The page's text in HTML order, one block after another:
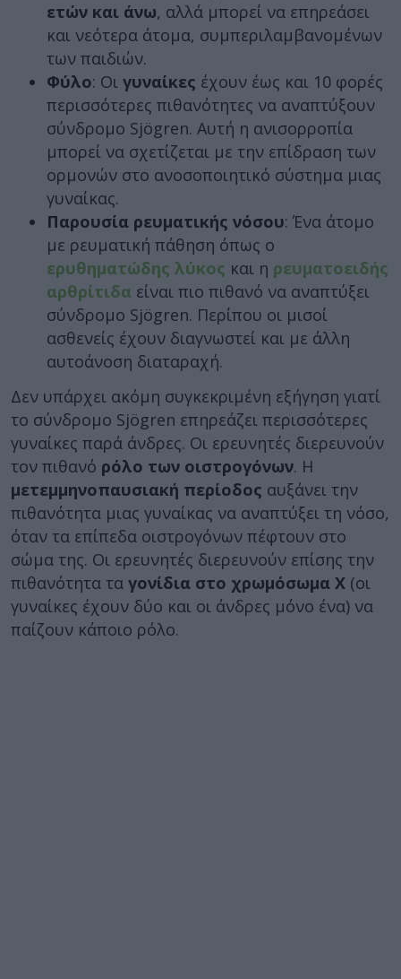
ετών και άνω, αλλά μπορεί να επηρεάσει
και νεότερα άτομα, συμπεριλαμβανομένων
των παιδιών.
Φύλο: Οι γυναίκες έχουν έως και 10 φορές
περισσότερες πιθανότητες να αναπτύξουν
σύνδρομο Sjögren. Αυτή η ανισορροπία
μπορεί να σχετίζεται με την επίδραση των
ορμονών στο ανοσοποιητικό σύστημα μιας
γυναίκας.
Παρουσία ρευματικής νόσου: Ένα άτομο
με ρευματική πάθηση όπως ο
ερυθηματώδης λύκος και η ρευματοειδής
αρθρίτιδα είναι πιο πιθανό να αναπτύξει
σύνδρομο Sjögren. Περίπου οι μισοί
ασθενείς έχουν διαγνωστεί και με άλλη
αυτοάνοση διαταραχή.
Δεν υπάρχει ακόμη συγκεκριμένη εξήγηση γιατί
το σύνδρομο Sjögren επηρεάζει περισσότερες
γυναίκες παρά άνδρες. Οι ερευνητές διερευνούν
τον πιθανό ρόλο των οιστρογόνων. Η
μετεμμηνοπαυσιακή περίοδος αυξάνει την
πιθανότητα μιας γυναίκας να αναπτύξει τη νόσο,
όταν τα επίπεδα οιστρογόνων πέφτουν στο
σώμα της. Οι ερευνητές διερευνούν επίσης την
πιθανότητα τα γονίδια στο χρωμόσωμα Χ (οι
γυναίκες έχουν δύο και οι άνδρες μόνο ένα) να
παίζουν κάποιο ρόλο.